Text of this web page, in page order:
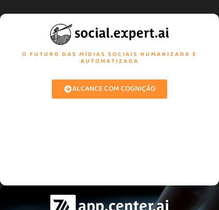
O FUTURO DAS MÍDIAS SOCIAIS HUMANIZADA E
AUTOMATIZADA
ALCANCE COM COGNIÇÃO